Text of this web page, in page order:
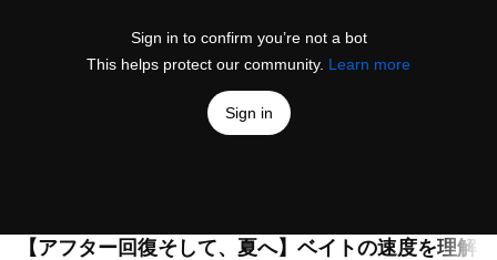
Sign in to confirm you’re not a bot
This helps protect our community. Learn more
Sign in
【アフター回復そして、夏へ】ベイトの速度を理解